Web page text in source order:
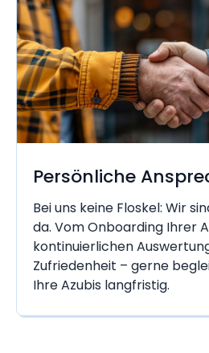
Persönliche
Bei uns keine Floskel: Wir
da. Vom Onboarding Ihrer
kontinuierlichen
Zufriedenheit – gerne
Ihre Azubis langfristig.